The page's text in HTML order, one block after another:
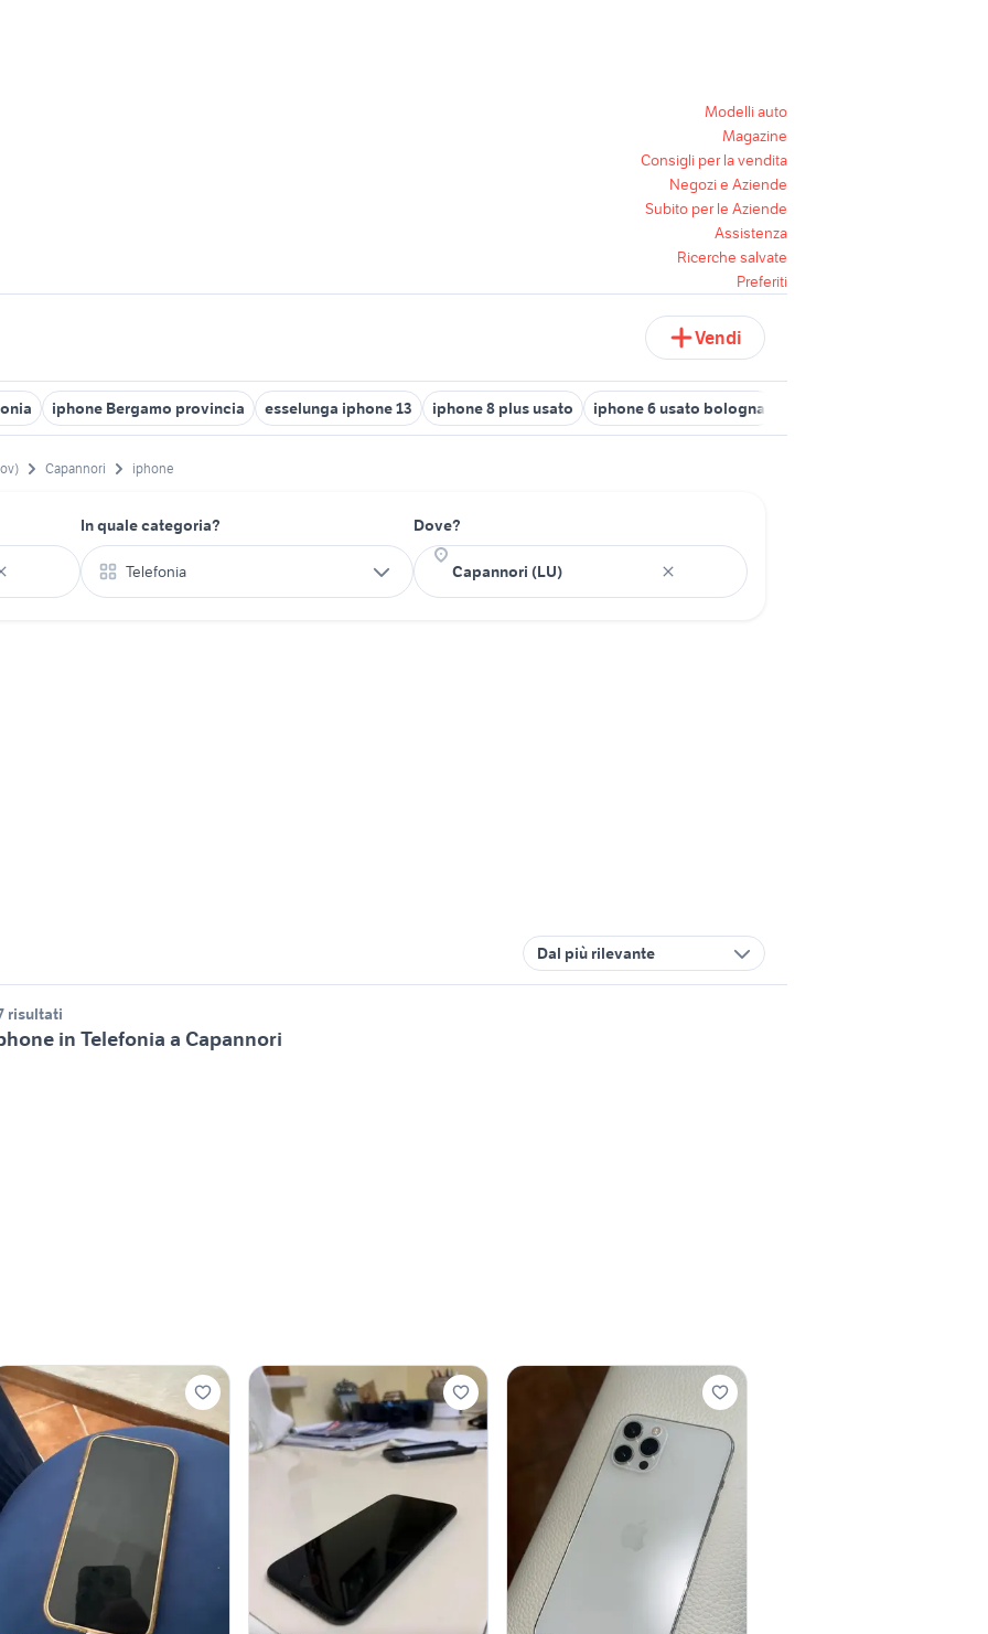
Modelli auto
Magazine
Consigli per la vendita
Negozi e Aziende
Subito per le Aziende
Assistenza
Ricerche salvate
Preferiti
Vendi
iphone Bergamo provincia esselunga iphone 13 iphone 8 plus usato iphone 6 usato bologna
Capannori iphone
In quale categoria?
Telefonia
Dove?
Dal più rilevante
risultati
in Telefonia a Capannori